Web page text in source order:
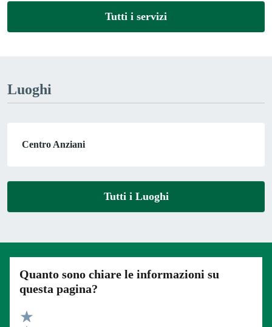
Tutti i servizi
Luoghi
Centro Anziani
Tutti i Luoghi
Quanto sono chiare le informazioni su
questa pagina?